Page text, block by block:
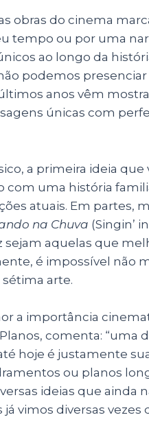
obras do cinema
tempo ou por uma
ao longo da
podemos
anos vêm
únicas com
a primeira ideia
com uma história
atuais. Em partes,
na Chuva (Singin’
sejam aquelas que
é impossível não
sétima arte.
a importância
comenta: “uma
hoje é justamente
ou planos
ideias que ainda
vimos diversas vezes